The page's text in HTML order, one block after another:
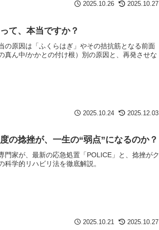
2025.10.26 2025.10.27
て、本当ですか？
の原因は「ふくらはぎ」やその拮抗筋となる前面
ん中/かかとの付け根）別の原因と、再発させな
2025.10.24 2025.12.03
の捻挫が、一生の“弱点”になるのか？
家が、最新の応急処置「POLICE」と、捻挫がク
学的リハビリ法を徹底解説。
2025.10.21 2025.10.27